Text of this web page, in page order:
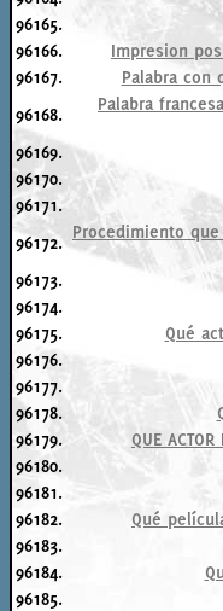
96165.
96166.
Impresion
96167.
Palabra con
96168.
Palabra
96169.
96170.
96171.
96172. Procedimiento
96173.
96174.
96175.
Qué
96176.
96177.
96178.
96179.
QUE
96180.
96181.
96182.
Qué
96183.
96184.
96185.